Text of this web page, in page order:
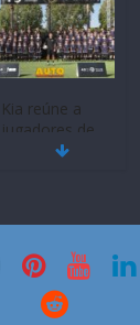
Quito se alista
para un nuevo
Kia Open del
PGA Tour
Americas